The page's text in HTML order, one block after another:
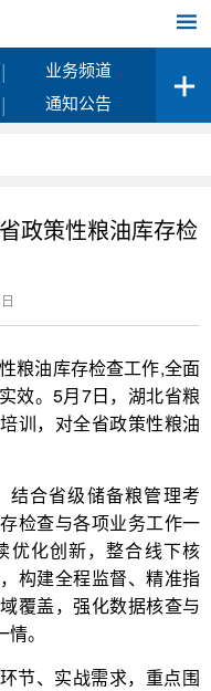
|
业务频道
| 通知公告
政策性粮油库存检
粮油库存检查工作,全面
效。5月7日，湖北省粮
训，对全省政策性粮油
结合省级储备粮管理考
检查与各项业务工作一
优化创新，整合线下核
构建全程监督、精准指
覆盖，强化数据核查与
。
节、实战需求，重点围